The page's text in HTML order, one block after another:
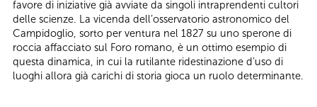
favore di iniziative già avviate da singoli intraprendenti cultori
delle scienze. La vicenda dell’osservatorio astronomico del
Campidoglio, sorto per ventura nel 1827 su uno sperone di
roccia affacciato sul Foro romano, è un ottimo esempio di
questa dinamica, in cui la rutilante ridestinazione d’uso di
luoghi allora già carichi di storia gioca un ruolo determinante.